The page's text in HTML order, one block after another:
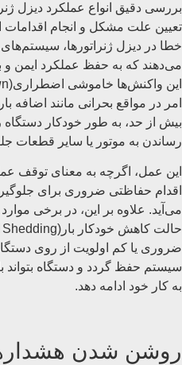
بررسی دقیق انواع عملکرد دیزل
تعیین علت مشکل و انجام اقدامات
خطا در دیزل ژنراتورها،
می‌دهند که به حفظ عملکرد ایمن و
امر در مواقع بحرانی مانند
بیش از حد، به طور خودکار
رساندن به موتور یا سایر قطعات
این عمل، اگرچه به معنای توقف
اقدام حفاظتی ضروری برای
می‌آید. علاوه بر این، در برخی
ضروری یا کم ‌اولویت از روی
سیستم حفظ گردد و دستگاه بتواند
به کار خود ادامه دهد.
روشن شدن